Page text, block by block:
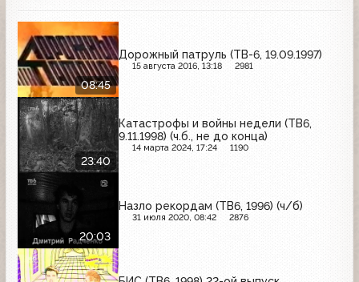
08:45
Дорожный патруль (ТВ-6, 19.09.1997)
15 августа 2016, 13:18 2981
23:40
Катастрофы и войны недели (ТВ6,
9.11.1998) (ч.б., не до конца)
14 марта 2024, 17:24 1190
20:03
Назло рекордам (ТВ6, 1996) (ч/б)
31 июля 2020, 08:42 2876